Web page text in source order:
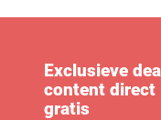
Exclusieve
content direct
gratis